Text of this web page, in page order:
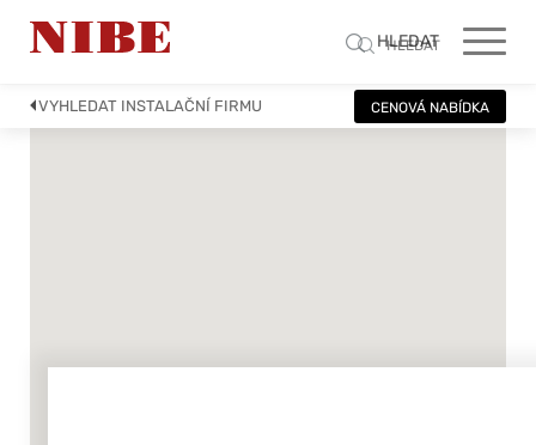
HLEDAT
HLEDAT
VYHLEDAT INSTALAČNÍ FIRMU CENOVÁ NABÍDKA